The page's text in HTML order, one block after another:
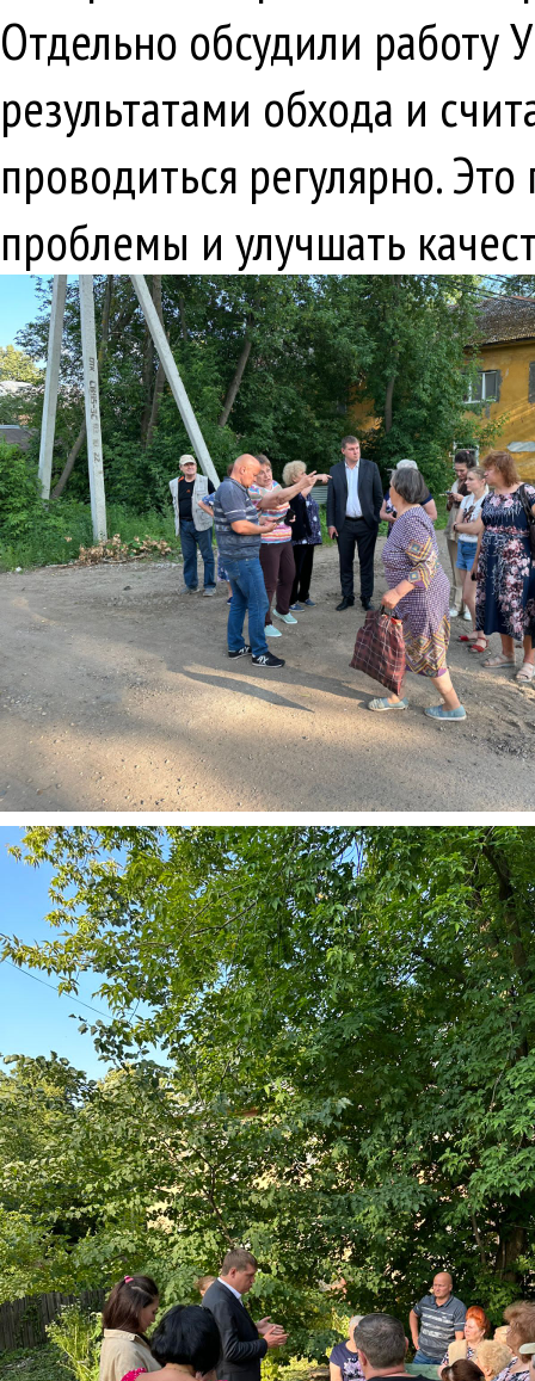
Отдельно обсудили работу
результатами обхода и
проводиться регулярно.
проблемы и улучшать